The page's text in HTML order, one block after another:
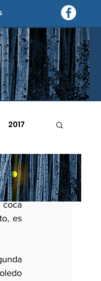
contexto - politica exterior
2017
del
es